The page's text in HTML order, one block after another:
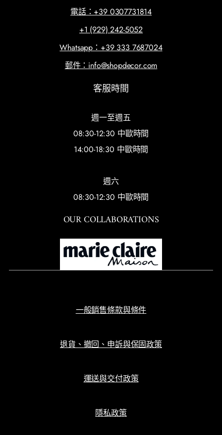
電話：+39 0307731814
+1 (929) 242-5052
Whatsapp：+39 333 7687024
郵件：info@shopdecor.com
客服時間
週一至週五
08:30-12:30 中歐時間
14:00-18:30 中歐時間
週六
08:30-12:30 中歐時間
OUR COLLABORATIONS
一般銷售條款與條件
退貨、撤回、申訴與保固政策
運送與交付政策
隱私政策